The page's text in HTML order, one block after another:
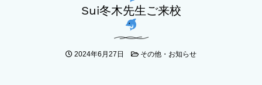
Sui冬木先生ご来校
2024年6月27日 その他・お知らせ